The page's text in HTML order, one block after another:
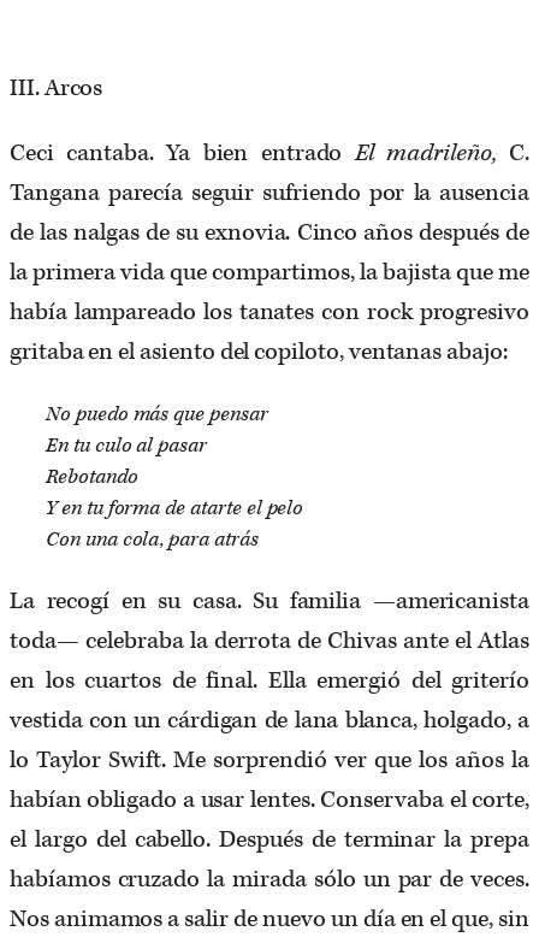
III. Arcos
Ceci cantaba. Ya bien entradoEl madrileño, C.
Tangana parecía seguir sufriendo por la ausencia
de las nalgas de su exnovia. Cinco años después de
la primera vida que compartimos, la bajista que me
había lampareado los tanates con rock progresivo
gritaba en el asiento del copiloto, ventanas abajo:
No puedo más que pensar
En tu culo al pasar
Rebotando
Y en tu forma de atarte el pelo
Con una cola, para atrás
La recogí en su casa. Su familia —americanista
toda— celebraba la derrota de Chivas ante el Atlas
en los cuartos de final. Ella emergió del griterío
vestida con un cárdigan de lana blanca, holgado, a
lo Taylor Swift. Me sorprendió ver que los años la
habían obligado a usar lentes. Conservaba el corte,
el largo del cabello. Después de terminar la prepa
habíamos cruzado la mirada sólo un par de veces.
Nos animamos a salir de nuevo un día en el que, sin